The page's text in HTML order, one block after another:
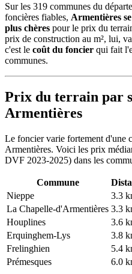
Sur les 319 communes du
foncières fiables, Armentières
plus chères pour le prix du
prix de construction au m², lui,
c'est le coût du foncier qui fait
communes.
Prix du terrain par
Armentières
Le foncier varie fortement d'une
Armentières. Voici les prix
DVF 2023-2025) dans les
Commune
Nieppe
3.3
La Chapelle-d'Armentières 3.3
Houplines
3.6
Erquinghem-Lys
3.8
Frelinghien
5.4
Prémesques
6.0